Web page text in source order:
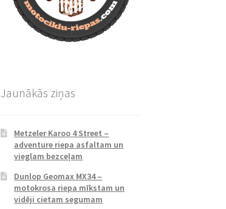
Jaunākās ziņas
Metzeler Karoo 4 Street –
adventure riepa asfaltam un
vieglam bezceļam
Dunlop Geomax MX34 –
motokrosa riepa mīkstam un
vidēji cietam segumam